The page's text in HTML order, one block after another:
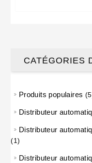
CATÉGORIES
Produits populaires 5
Distributeur
Distributeur
11 produit
Distributeur